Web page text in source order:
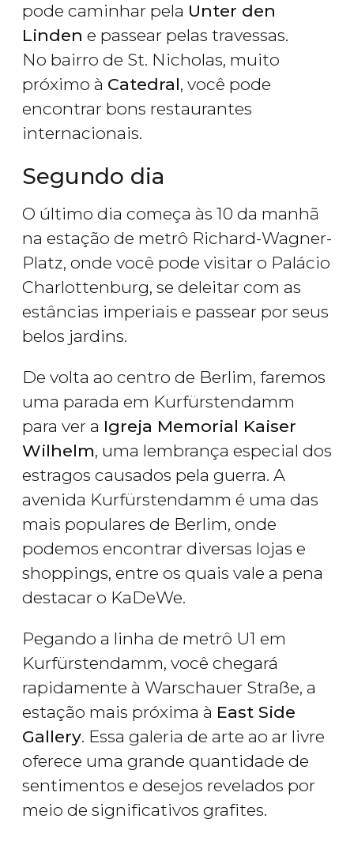
pode caminhar pela Unter den
Linden e passear pelas travessas.
No bairro de St. Nicholas, muito
próximo à Catedral, você pode
encontrar bons restaurantes
internacionais.
Segundo dia
O último dia começa às 10 da manhã
na estação de metrô Richard-Wagner-
Platz, onde você pode visitar o Palácio
Charlottenburg, se deleitar com as
estâncias imperiais e passear por seus
belos jardins.
De volta ao centro de Berlim, faremos
uma parada em Kurfürstendamm
para ver a Igreja Memorial Kaiser
Wilhelm, uma lembrança especial dos
estragos causados pela guerra. A
avenida Kurfürstendamm é uma das
mais populares de Berlim, onde
podemos encontrar diversas lojas e
shoppings, entre os quais vale a pena
destacar o KaDeWe.
Pegando a linha de metrô U1 em
Kurfürstendamm, você chegará
rapidamente à Warschauer Straße, a
estação mais próxima à East Side
Gallery. Essa galeria de arte ao ar livre
oferece uma grande quantidade de
sentimentos e desejos revelados por
meio de significativos grafites.